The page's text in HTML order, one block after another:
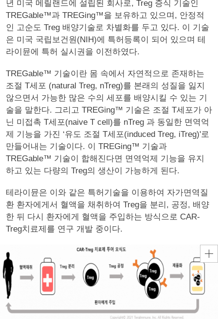
년 미국 메릴랜드에 설립된 회사로, Treg 증식 기술인
TREGable™과 TREGing™을 보유하고 있으며, 안정적
인 고순도 Treg 배양기술로 차별화를 두고 있다. 이 기술
은 미국 국립보건원(NIH)에 특허등록이 되어 있으며 테
라이뮨에 특허 실시권을 이전하였다.
TREGable™ 기술이란 몸 속에서 자연적으로 존재하는
조절 T세포 (natural Treg, nTreg)를 본래의 성질을 잃지
않으면서 가능한 많은 수의 세포를 배양시킬 수 있는 기
술을 말한다. 그리고 TREGing™ 기술은 조절 T세포가 아
닌 미접촉 T세포(naive T cell)를 nTreg 과 동일한 면역억
제 기능을 가진 ‘유도 조절 T세포(induced Treg, iTreg)'로
만들어내는 기술이다. 이 TREGing™ 기술과
TREGable™ 기술이 합해진다면 면역억제 기능을 유지
하고 있는 다량의 Treg의 생산이 가능하게 된다.
테라이뮨은 이와 같은 특허기술을 이용하여 자가면역질
환 환자에게서 혈액을 채취하여 Treg을 분리, 공정, 배양
한 뒤 다시 환자에게 혈액을 주입하는 방식으로 CAR-
Treg치료제를 연구 개발 중이다.